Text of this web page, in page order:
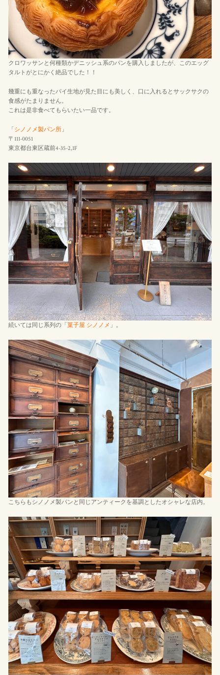
クロワッサンと何種類かデニッシュ系のパンを購入しましたが、このエッグ
タルトがとにかく絶品でした！！
幾重にも重なったパイ生地が見た目にも美しく、口に入れるとサックサクの
食感がたまりません。
これは是非食べてもらいたい一品です。
「シノノメ製パン所」
〒111-0051
東京都台東区蔵前4-35-2,1F
続いては同じ系列の「 菓子屋 シノノメ 」。
こちらもシノノメ製パンと同じアンティークを基調としたオシャレな店内。